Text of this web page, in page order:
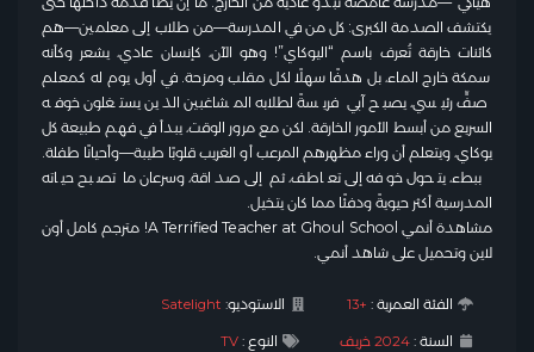
يكتشف الصدمة الكبرى: كل من في المدرسة—من طلاب إلى معلمين—هم
كائنات خارقة تُعرف باسم “اليوكاي”! وهو الآن، كإنسان عادي، يشعر وكأنه
سمكة خارج الماء، بل هدفًا سهلًا لكل مقلب ومزحة. في أول يوم له كمعلم
صفٍّ رئيسي، يصبح آبي فريسةً لطلابه المشاغبين الذين يستغلون خوفه
السريع من أبسط الأمور الخارقة. لكن مع مرور الوقت، يبدأ في فهم طبيعة كل
يوكاي، ويتعلم أن وراء مظهرهم المرعب أو الغريب قلوبًا طيبة—وأحيانًا طفلة.
ببطء، يتحول خوفه إلى تعاطف، ثم إلى صداقة، وسرعان ما تصبح حياته
المدرسية أكثر حيويةً ودفئًا مما كان يتخيل.
مشاهدة أنمي A Terrified Teacher at Ghoul School! مترجم كامل أون
لاين وتحميل على شاهد أنمي.
الفئة العمرية : +13 الاستوديو: Satelight
السنة :2024 خريف النوع : TV